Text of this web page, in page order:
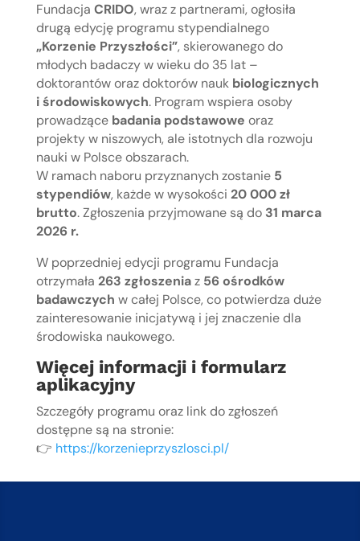
Fundacja CRIDO, wraz z partnerami, ogłosiła
drugą edycję programu stypendialnego
„Korzenie Przyszłości”, skierowanego do
młodych badaczy w wieku do 35 lat –
doktorantów oraz doktorów nauk biologicznych
i środowiskowych. Program wspiera osoby
prowadzące badania podstawowe oraz
projekty w niszowych, ale istotnych dla rozwoju
nauki w Polsce obszarach.
W ramach naboru przyznanych zostanie 5
stypendiów, każde w wysokości 20 000 zł
brutto. Zgłoszenia przyjmowane są do 31 marca
2026 r.
W poprzedniej edycji programu Fundacja
otrzymała 263 zgłoszeniaz 56 ośrodków
badawczych w całej Polsce, co potwierdza duże
zainteresowanie inicjatywą i jej znaczenie dla
środowiska naukowego.
Więcej informacji i formularz
aplikacyjny
Szczegóły programu oraz link do zgłoszeń
dostępne są na stronie:
👉 https://korzenieprzyszlosci.pl/